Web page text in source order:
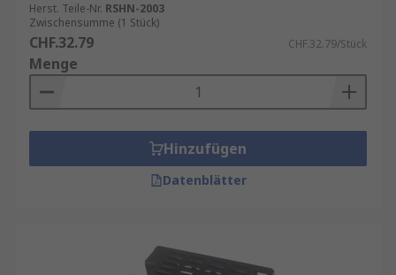
Herst. Teile-Nr. RSHN-2003
Zwischensumme (1 Stück)
CHF.32.79 CHF.32.79/Stück
Menge
Hinzufügen
Datenblätter